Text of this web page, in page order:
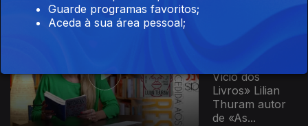
Vício dos
Livros» Lilian
Thuram autor
de «As...
Guarde programas favoritos;
Aceda à sua área pessoal;